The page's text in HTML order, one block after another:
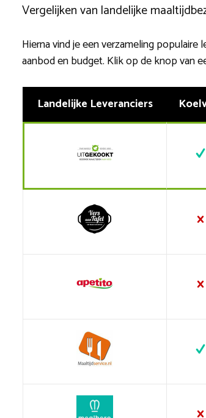
Vergelijken van landelijke
Hierna vind je een verzameling
aanbod en budget. Klik op de knop van
Landelijke Leveranciers